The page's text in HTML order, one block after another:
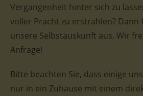
Vergangenheit hinter sich zu
voller Pracht zu erstrahlen? Dann
unsere Selbstauskunft aus. Wir
Anfrage!
Bitte beachten Sie, dass einige
nur in ein Zuhause mit einem